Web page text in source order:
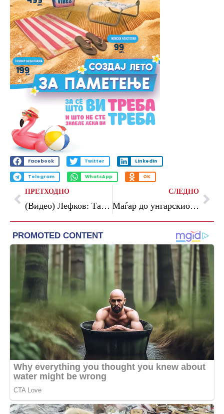
Facebook Twitter LinkedIn
Telegram WhatsApp OK
ПРЕТХОДНО
(Видео) Лефков: Тандемот Коларевиќ и Абази се коалиција во обвинителството, како што се СДС и ДУИ во политиката
СЛЕДНО
Маѓар до унгарскиот претседател: „Мораш да си заминеш, и ќе си заминеш“